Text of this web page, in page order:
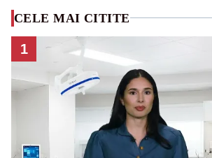
CELE MAI CITITE
1